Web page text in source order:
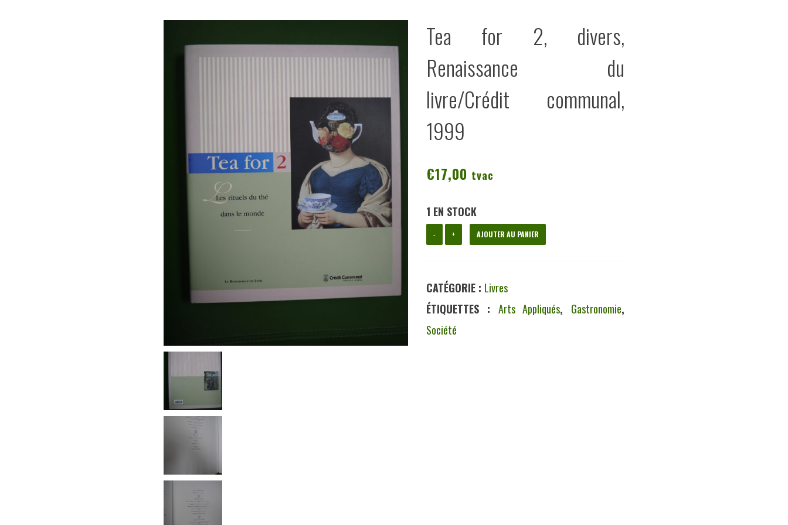
Tea for 2, divers,
Renaissance du
livre/Crédit communal,
1999
€17,00 tvac
1 EN STOCK
-
quantité
for
2,
divers,
+ AJOUTER AU PANIER
CATÉGORIE : Livres
ÉTIQUETTES : Arts Appliqués, Gastronomie,
Société